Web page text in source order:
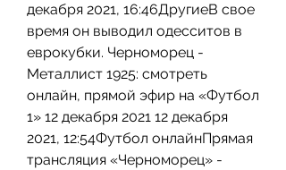
декабря 2021, 16:46ДругиеВ свое
время он выводил одесситов в
еврокубки. Черноморец -
Металлист 1925: смотреть
онлайн, прямой эфир на «Футбол
1» 12 декабря 2021 12 декабря
2021, 12:54Футбол онлайнПрямая
трансляция «Черноморец» -